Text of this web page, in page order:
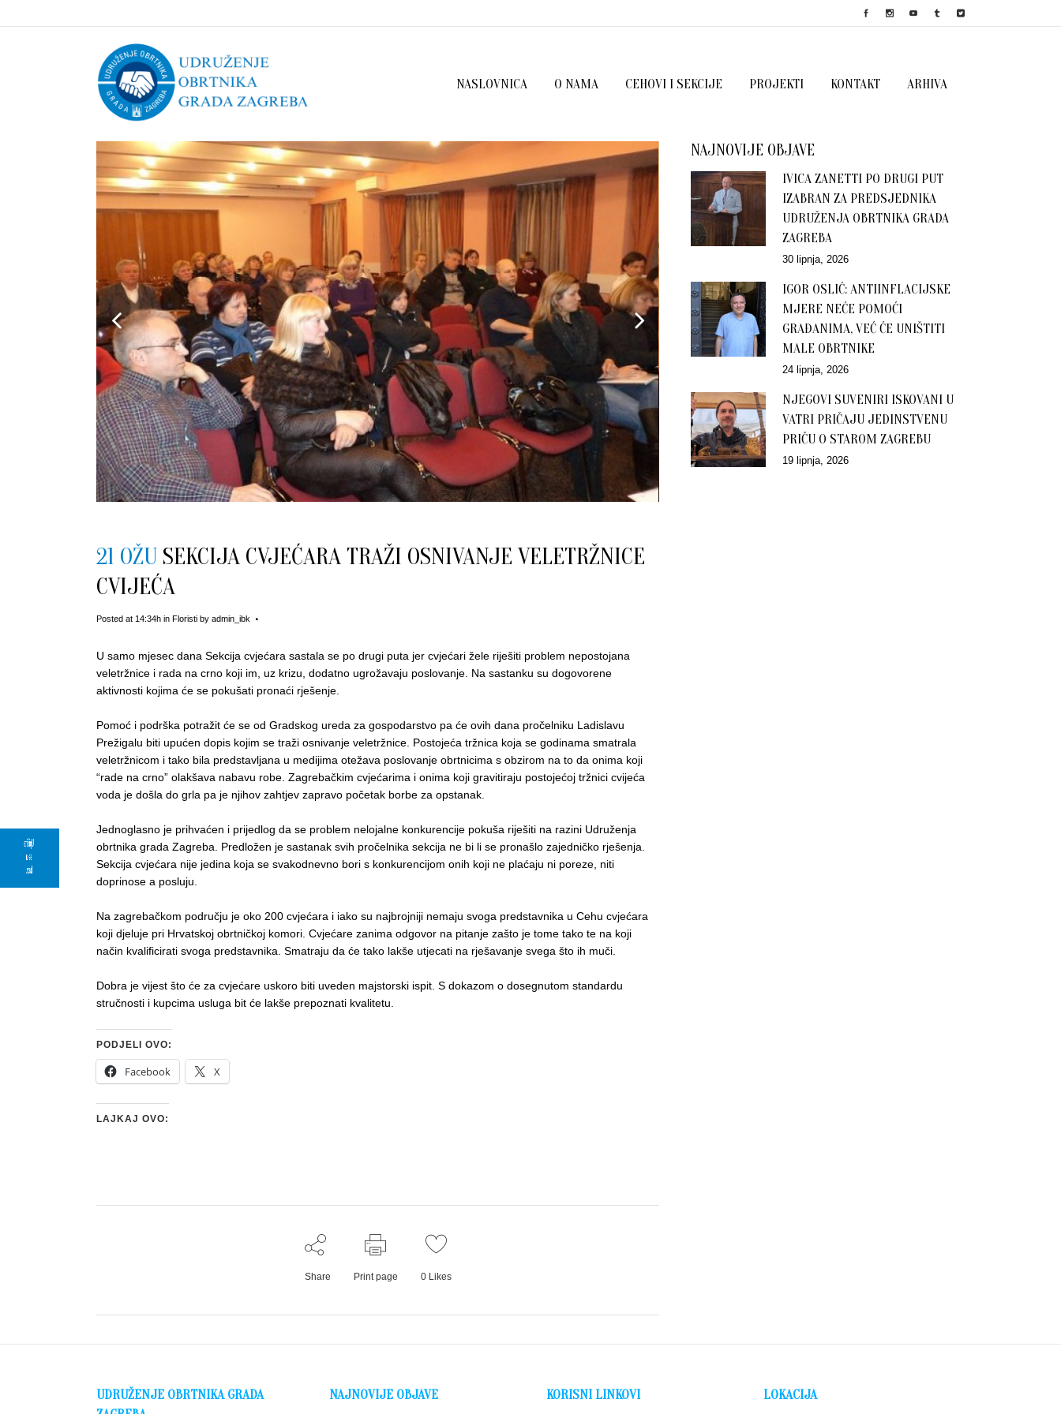
NASLOVNICA O NAMA CEHOVI I SEKCIJE PROJEKTI KONTAKT ARHIVA
Upišite
se u
bazu
21 OŽU SEKCIJA CVJEĆARA TRAŽI OSNIVANJE VELETRŽNICE
CVIJEĆA
Posted at 14:34h in Floristi by admin_ibk
U samo mjesec dana Sekcija cvjećara sastala se po drugi puta jer cvjećari žele riješiti problem nepostojana
veletržnice i rada na crno koji im, uz krizu, dodatno ugrožavaju poslovanje. Na sastanku su dogovorene
aktivnosti kojima će se pokušati pronaći rješenje.
Pomoć i podrška potražit će se od Gradskog ureda za gospodarstvo pa će ovih dana pročelniku Ladislavu
Prežigalu biti upućen dopis kojim se traži osnivanje veletržnice. Postojeća tržnica koja se godinama smatrala
veletržnicom i tako bila predstavljana u medijima otežava poslovanje obrtnicima s obzirom na to da onima koji
“rade na crno” olakšava nabavu robe. Zagrebačkim cvjećarima i onima koji gravitiraju postojećoj tržnici cvijeća
voda je došla do grla pa je njihov zahtjev zapravo početak borbe za opstanak.
Jednoglasno je prihvaćen i prijedlog da se problem nelojalne konkurencije pokuša riješiti na razini Udruženja
obrtnika grada Zagreba. Predložen je sastanak svih pročelnika sekcija ne bi li se pronašlo zajedničko rješenja.
Sekcija cvjećara nije jedina koja se svakodnevno bori s konkurencijom onih koji ne plaćaju ni poreze, niti
doprinose a posluju.
Na zagrebačkom području je oko 200 cvjećara i iako su najbrojniji nemaju svoga predstavnika u Cehu cvjećara
koji djeluje pri Hrvatskoj obrtničkoj komori. Cvjećare zanima odgovor na pitanje zašto je tome tako te na koji
način kvalificirati svoga predstavnika. Smatraju da će tako lakše utjecati na rješavanje svega što ih muči.
Dobra je vijest što će za cvjećare uskoro biti uveden majstorski ispit. S dokazom o dosegnutom standardu
stručnosti i kupcima usluga bit će lakše prepoznati kvalitetu.
PODJELI OVO:
Facebook X
LAJKAJ OVO:
Share Print page 0Likes
NAJNOVIJE OBJAVE
IVICA ZANETTI PO DRUGI PUT
IZABRAN ZA PREDSJEDNIKA
UDRUŽENJA OBRTNIKA GRADA
ZAGREBA
30 lipnja, 2026
IGOR OSLIĆ: ANTIINFLACIJSKE
MJERE NEĆE POMOĆI
GRAĐANIMA, VEĆ ĆE UNIŠTITI
MALE OBRTNIKE
24 lipnja, 2026
NJEGOVI SUVENIRI ISKOVANI U
VATRI PRIČAJU JEDINSTVENU
PRIČU O STAROM ZAGREBU
19 lipnja, 2026
UDRUŽENJE OBRTNIKA GRADA
NAJNOVIJE OBJAVE KORISNI LINKOVI LOKACIJA